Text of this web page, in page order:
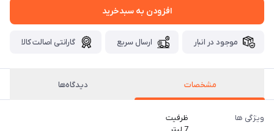
افزودن به سبدخرید
موجود در انبار ارسال سریع گارانتی اصالت کالا
مشخصات دیدگاه‌ها
ویژگی ها
ظرفیت